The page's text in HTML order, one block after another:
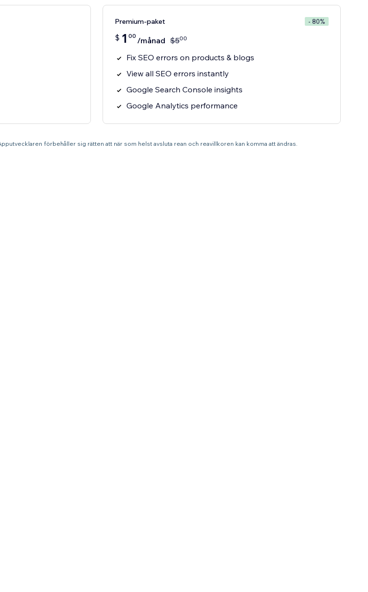
Premium-paket - 80%
$ 1 00 /månad $500
Fix SEO errors on products & blogs
View all SEO errors instantly
Google Search Console insights
Google Analytics performance
förbehåller sig rätten att när som helst avsluta rean och reavillkoren kan komma att ändras.